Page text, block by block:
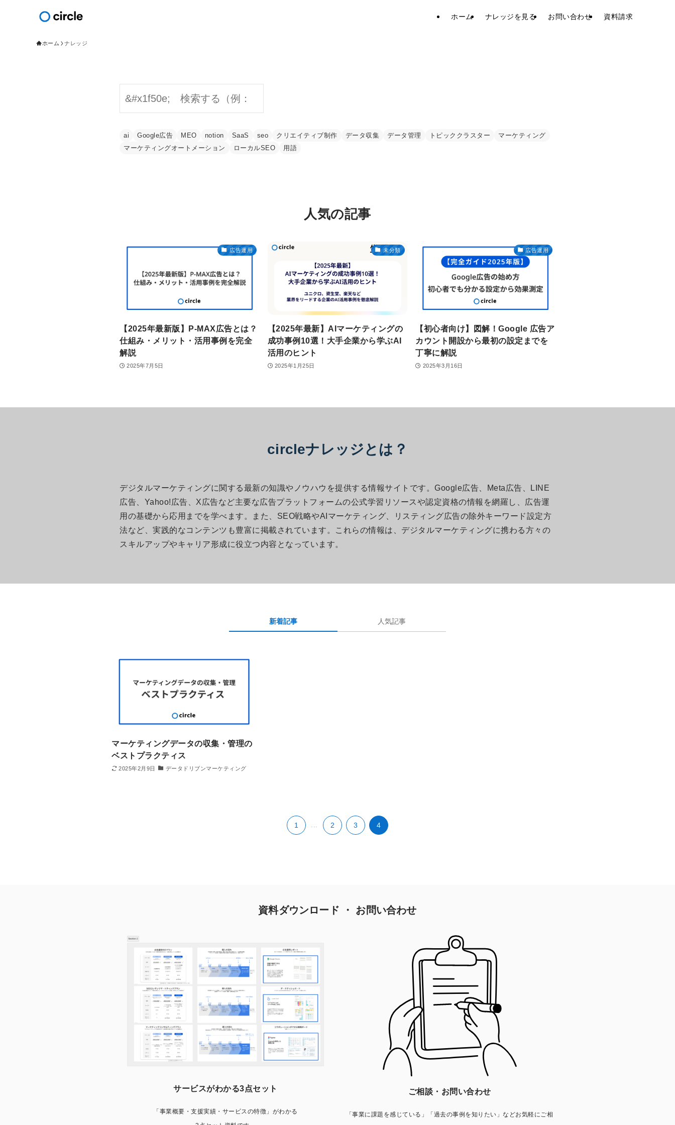
ホーム ナレッジを見る お問い合わせ 資料請求
ホーム ナレッジ
ai Google広告 MEO notion SaaS seo クリエイティブ制作 データ収集 データ管理 トピッククラスター
マーケティング
マーケティングオートメーション
ローカルSEO 用語
人気の記事
広告運用
【2025年最新版】P-MAX広告とは？
仕組み・メリット・活用事例を完全
解説
2025年7月5日
未分類
【2025年最新】AIマーケティングの
成功事例10選！大手企業から学ぶAI
活用のヒント
2025年1月25日
広告運用
【初心者向け】図解！Google 広告ア
カウント開設から最初の設定までを
丁寧に解説
2025年3月16日
circleナレッジとは？
デジタルマーケティングに関する最新の知識やノウハウを提供する情報サイトです。Google広告、Meta広告、LINE
広告、Yahoo!広告、X広告など主要な広告プラットフォームの公式学習リソースや認定資格の情報を網羅し、広告運
用の基礎から応用までを学べます。また、SEO戦略やAIマーケティング、リスティング広告の除外キーワード設定方
法など、実践的なコンテンツも豊富に掲載されています。これらの情報は、デジタルマーケティングに携わる方々の
スキルアップやキャリア形成に役立つ内容となっています。
新着記事 人気記事
マーケティングデータの収集・管理の
ベストプラクティス
2025年2月9日 データドリブンマーケティング
1 ... 2 3 4
資料ダウンロード ・ お問い合わせ
サービスがわかる3点セット
「事業概要・支援実績・サービスの特徴」がわかる
ご相談・お問い合わせ
「事業に課題を感じている」「過去の事例を知りたい」などお気軽にご相